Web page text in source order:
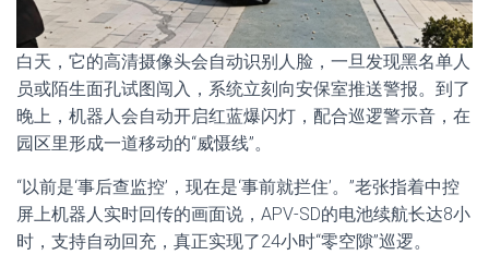
白天，它的高清摄像头会自动识别人脸，一旦发现黑名单人
员或陌生面孔试图闯入，系统立刻向安保室推送警报。到了
晚上，机器人会自动开启红蓝爆闪灯，配合巡逻警示音，在
园区里形成一道移动的“威慑线”。
“以前是‘事后查监控’，现在是‘事前就拦住’。”老张指着中控
屏上机器人实时回传的画面说，APV-SD的电池续航长达8小
时，支持自动回充，真正实现了24小时“零空隙”巡逻。